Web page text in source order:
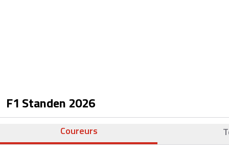
F1 Standen 2026
Coureurs